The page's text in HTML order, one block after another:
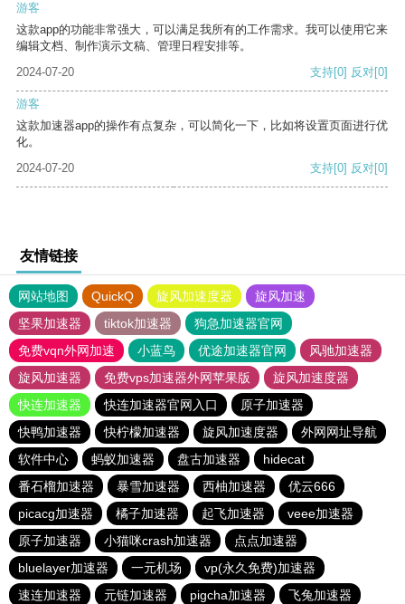
游客
这款app的功能非常强大，可以满足我所有的工作需求。我可以使用它来
编辑文档、制作演示文稿、管理日程安排等。
2024-07-20
支持[0] 反对[0]
游客
这款加速器app的操作有点复杂，可以简化一下，比如将设置页面进行优
化。
2024-07-20
支持[0] 反对[0]
友情链接
网站地图 QuickQ 旋风加速度器
旋风加速
坚果加速器
tiktok加速器
狗急加速器官网
免费vqn外网加速
小蓝鸟 优途加速器官网
风驰加速器
旋风加速器
免费vps加速器外网苹果版
旋风加速度器
快连加速器
快连加速器官网入口
原子加速器
快鸭加速器
快柠檬加速器 旋风加速度器
外网网址导航
软件中心
蚂蚁加速器 盘古加速器
hidecat
番石榴加速器
暴雪加速器 西柚加速器
优云666
picacg加速器
橘子加速器 起飞加速器
veee加速器
原子加速器
小猫咪crash加速器
点点加速器
bluelayer加速器
一元机场
vp(永久免费)加速器
速连加速器
元链加速器 pigcha加速器 飞兔加速器